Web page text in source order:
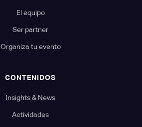
El equipo
Ser partner
Organiza tu evento
CONTENIDOS
Insights & News
Actividades